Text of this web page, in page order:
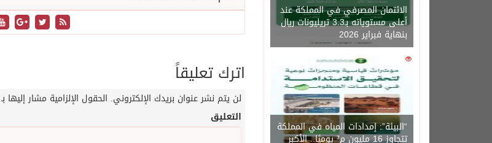
الائتمان المصرفي في المملكة عند
أعلى مستوياته بـ3.3 تريليونات ريال
بنهاية فبراير 2026
1450
“البيئة”: إمدادات المياه في المملكة
تتجاوز 16 مليون م³ يوميًا.. الأكبر
اترك تعليقاً
لن يتم نشر عنوان بريدك الإلكتروني. الحقول الإلزامية مشار إليها بـ
التعليق